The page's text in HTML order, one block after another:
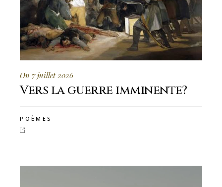
On 7 juillet 2026
Vers la guerre imminente?
POÈMES